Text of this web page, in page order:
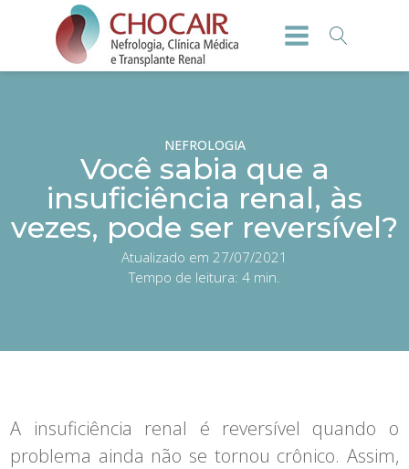
NEFROLOGIA
Você sabia que a
insuficiência renal, às
vezes, pode ser reversível?
Atualizado em 27/07/2021
Tempo de leitura: 4 min.
A insuficiência renal é reversível quando o
problema ainda não se tornou crônico. Assim,